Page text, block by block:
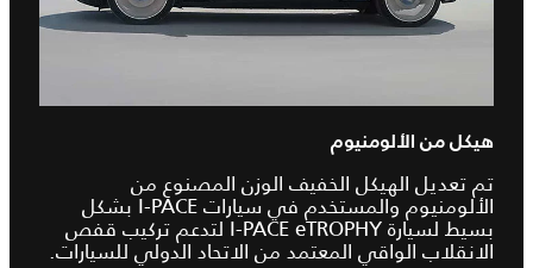
هيكل من الألومنيوم
تم تعديل الهيكل الخفيف الوزن المصنوع من
الألومنيوم والمستخدم في سيارات I‑PACE بشكل
بسيط لسيارة I‑PACE eTROPHY لتدعم تركيب قفص
الانقلاب الواقي المعتمد من الاتحاد الدولي للسيارات.